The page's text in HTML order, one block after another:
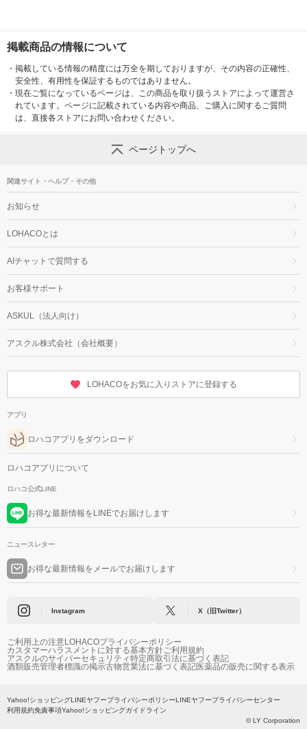
掲載商品の情報について
・ 掲載している情報の精度には万全を期しておりますが、その内容の正確性、
安全性、有用性を保証するものではありません。
・ 現在ご覧になっているページは、この商品を取り扱うストアによって運営さ
れています。ページに記載されている内容や商品、ご購入に関するご質問
は、直接各ストアにお問い合わせください。
ページトップへ
関連サイト・ヘルプ・その他
お知らせ
LOHACOとは
AIチャットで質問する
お客様サポート
ASKUL（法人向け）
アスクル株式会社（会社概要）
LOHACOをお気に入りストアに登録する
アプリ
ロハコアプリをダウンロード
ロハコアプリについて
ロハコ公式LINE
お得な最新情報をLINEでお届けします
ニュースレター
お得な最新情報をメールでお届けします
Instagram X（旧Twitter）
ご利用上の注意LOHACOプライバシーポリシー
カスタマーハラスメントに対する基本方針ご利用規約
アスクルのサイバーセキュリティ特定商取引法に基づく表記
酒類販売管理者標識の掲示古物営業法に基づく表記医薬品の販売に関する表示
Yahoo!ショッピングLINEヤフープライバシーポリシーLINEヤフープライバシーセンター
利用規約免責事項Yahoo!ショッピングガイドライン
© LY Corporation